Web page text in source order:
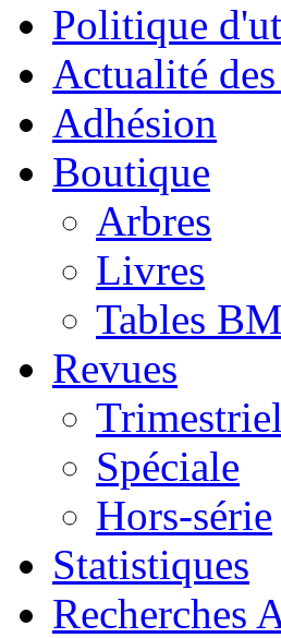
Politique
Actualité
Adhésion
Boutique
Arbres
Livres
Tables
Revues
Spéciale
Hors-série
Statistiques
Recherches